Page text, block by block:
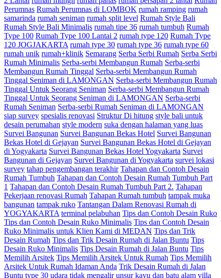
Perumnas Rumah Perumnas di LOMBOK rumah ramping rumah
samarinda rumah seniman rumah split level Rumah Style Bali
Rumah Style Bali Minimalis rumah tipe 36 rumah tumbuh Rumah
Type 100 Rumah Type 100 Lantai 2 rumah type 120 Rumah Type
120 JOGJAKARTA rumah type 30 rumah type 36 rumah type 60
rumah unik rumah+klinik Semarang Serba Serbi Rumah Serba Serbi
Rumah Minimalis Serba-serbi Membangun Rumah Serba-serbi
Membangun Rumah Tinggal Serba-serbi Membangun Rumah
Tinggal Seniman di LAMONGAN Serba-serbi Membangun Rumah
Tinggal Untuk Seorang Seniman Serba-serbi Membangun Rumah
Tinggal Untuk Seorang Seniman di LAMONGAN Serba-serbi
Rumah Seniman Serba-serbi Rumah Seniman di LAMONGAN
siap survey spesialis renovasi Struktur Di hitung style bali untuk
desain perumahan style modern suka dengan halaman yang luas
Survei Bangunan Survei Bangunan Bekas Hotel Survei Bangunan
Bekas Hotel di Gejayan Survei Bangunan Bekas Hotel di Gejayan
di Yogyakarta Survei Bangunan Bekas Hotel Yogyakarta Survei
Bangunan di Gejayan Survei Bangunan di Yogyakarta survei lokasi
survey tahap pengembangan terakhir Tahapan dan Contoh Desain
Rumah Tumbuh Tahapan dan Contoh Desain Rumah Tumbuh Part
1 Tahapan dan Contoh Desain Rumah Tumbuh Part 2. Tahapan
Pekerjaan renovasi Rumah Tahapan Rumah tumbuh tampak muka
bangunan tampak ruko Tantangan Dalam Renovasi Rumah di
YOGYAKARTA terminal pelabuhan Tips dan Contoh Desain Ruko
Tips dan Contoh Desain Ruko Minimalis Tips dan Contoh Desain
Ruko Minimalis untuk Klien Kami di MEDAN Tips dan Trik
Desain Rumah Tips dan Trik Desain Rumah di Jalan Buntu Tips
Desain Ruko Minimalis Tips Desain Rumah di Jalan Buntu Tips
Memilih Arsitek Tips Memilih Arsitek Untuk Rumah Tips Memilih
Arsitek Untuk Rumah Idaman Anda Trik Desain Rumah di Jalan
Buntu type 30 udara tidak mengalir unsur kayu dan batu alam villa